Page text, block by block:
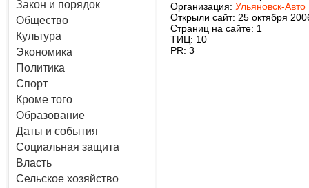
Закон и порядок
Общество
Культура
Экономика
Политика
Спорт
Кроме того
Образование
Даты и события
Социальная защита
Власть
Сельское хозяйство
Организация: Ульяновск-Авто
Открыли сайт: 25 октября
Страниц на сайте: 1
ТИЦ: 10
PR: 3